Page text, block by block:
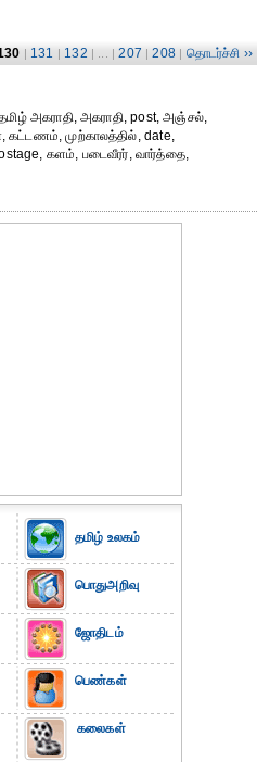
| 131 | 132 | ... | 207 | 208 | தொடர்ச்சி ››
அகராதி, அகராதி, post, அஞ்சல்,
முற்காலத்தில், date,
களம், படைவீரர், வார்த்தை,
தமிழ் உலகம்
பொதுஅறிவு
ஜோதிடம்
பெண்கள்
கலைகள்